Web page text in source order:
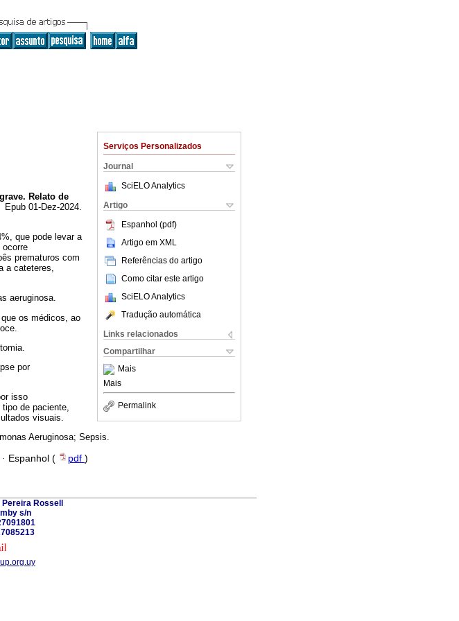
Serviços Personalizados
Journal
SciELO Analytics
Artigo
Espanhol (pdf)
Artigo em XML
Referências do artigo
Como citar este artigo
SciELO Analytics
Tradução automática
Links relacionados
Compartilhar
Mais
Mais
Permalink
Relato de
01-Dez-2024.
que pode levar a
prematuros com
a cateteres,
aeruginosa.
os médicos, ao
por
isso
de paciente,
visuais.
Aeruginosa; Sepsis.
· Espanhol ( pdf )
Rossell
s/n